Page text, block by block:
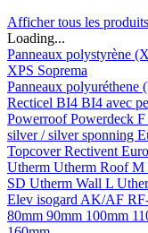
Afficher tous les
Loading...
Panneaux polystyrène
XPS Soprema
Panneaux polyuréthene
Recticel BI4 BI4 avec
PowerroofPowerdeck F
silver / silver sponning
TopcoverRectivent
Utherm Utherm Roof M
SD Utherm Wall L
Elev isogard AK/AF
80mm 90mm 100mm